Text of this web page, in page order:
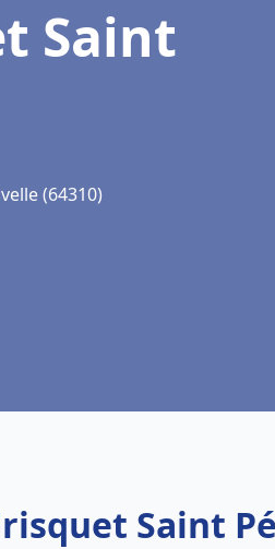
Saint
(64310)
Saint